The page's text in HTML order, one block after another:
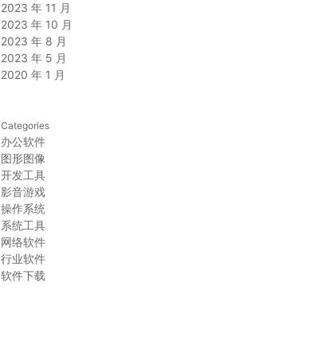
2023 年 11 月
2023 年 10 月
2023 年 8 月
2023 年 5 月
2020 年 1 月
Categories
办公软件
图形图像
开发工具
影音游戏
操作系统
系统工具
网络软件
行业软件
软件下载